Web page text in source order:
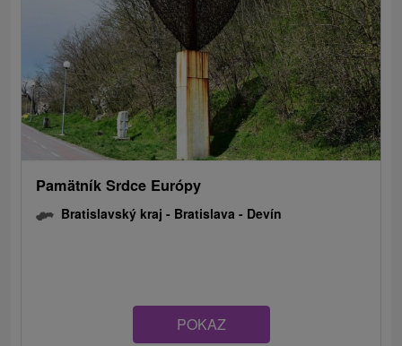
Pamätník Srdce Európy
Bratislavský kraj - Bratislava - Devín
POKAZ